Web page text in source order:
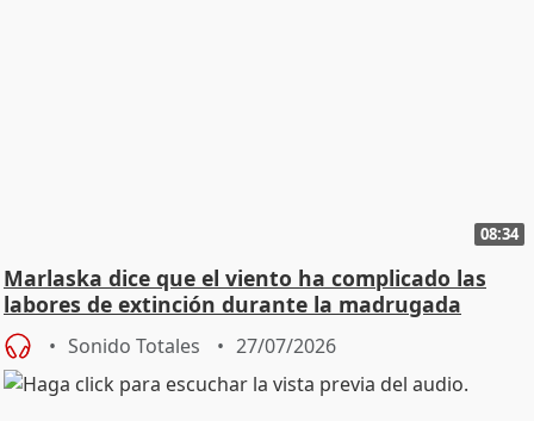
08:34
Marlaska dice que el viento ha complicado las
labores de extinción durante la madrugada
Sonido Totales 27/07/2026